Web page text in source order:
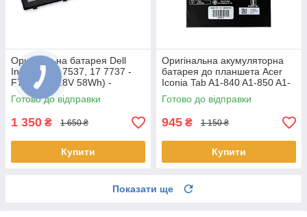
Оригінальна батарея Dell
Inspiron 15 7537, 17 7737 -
F7HVR (14.8V 58Wh) -
Акумулятор, АКБ
Готово до відправки
1 350 ₴ 1 650 ₴
Купити
Оригінальна акумуляторна
батарея до планшета Acer
Iconia Tab A1-840 A1-850 A1-
860 One 8 B1-810 B1-820 B1-
830 - AP14F8K
Готово до відправки
945 ₴ 1 150 ₴
Купити
Показати ще